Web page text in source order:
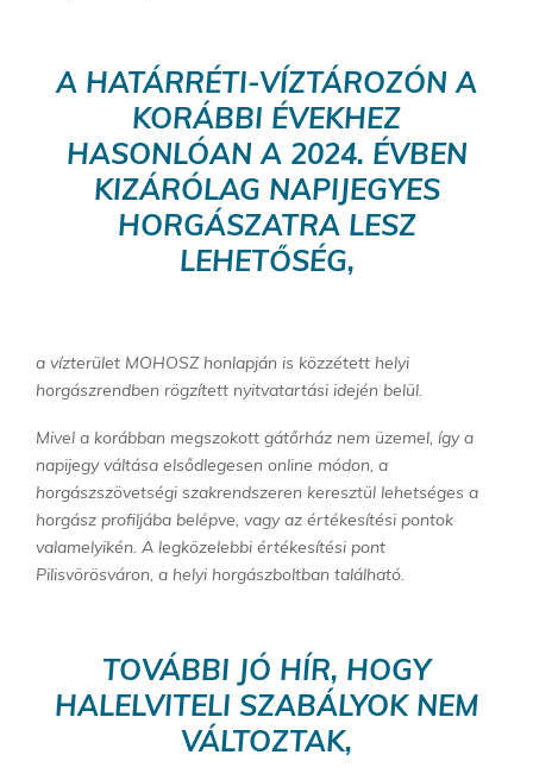
A HATÁRRÉTI-VÍZTÁROZÓN A
KORÁBBI ÉVEKHEZ
HASONLÓAN A 2024. ÉVBEN
KIZÁRÓLAG NAPIJEGYES
HORGÁSZATRA LESZ
LEHETŐSÉG,
a vízterület MOHOSZ honlapján is közzétett helyi
horgászrendben rögzített nyitvatartási idején belül.
Mivel a korábban megszokott gátőrház nem üzemel, így a
napijegy váltása elsődlegesen online módon, a
horgászszövetségi szakrendszeren keresztül lehetséges a
horgász profiljába belépve, vagy az értékesítési pontok
valamelyikén. A legközelebbi értékesítési pont
Pilisvörösváron, a helyi horgászboltban található.
TOVÁBBI JÓ HÍR, HOGY
HALELVITELI SZABÁLYOK NEM
VÁLTOZTAK,